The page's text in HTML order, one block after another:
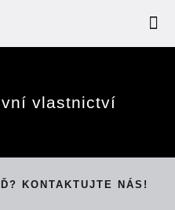
vlastnictví
KONTAKTUJTE NÁS!